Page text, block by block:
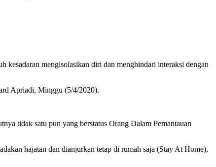
kesadaran mengisolasikan diri dan menghindari interaksi dengan
Apriadi, Minggu (5/4/2020).
tidak satu pun yang berstatus Orang Dalam Pemantauan
hajatan dan dianjurkan tetap di rumah saja (Stay At Home),